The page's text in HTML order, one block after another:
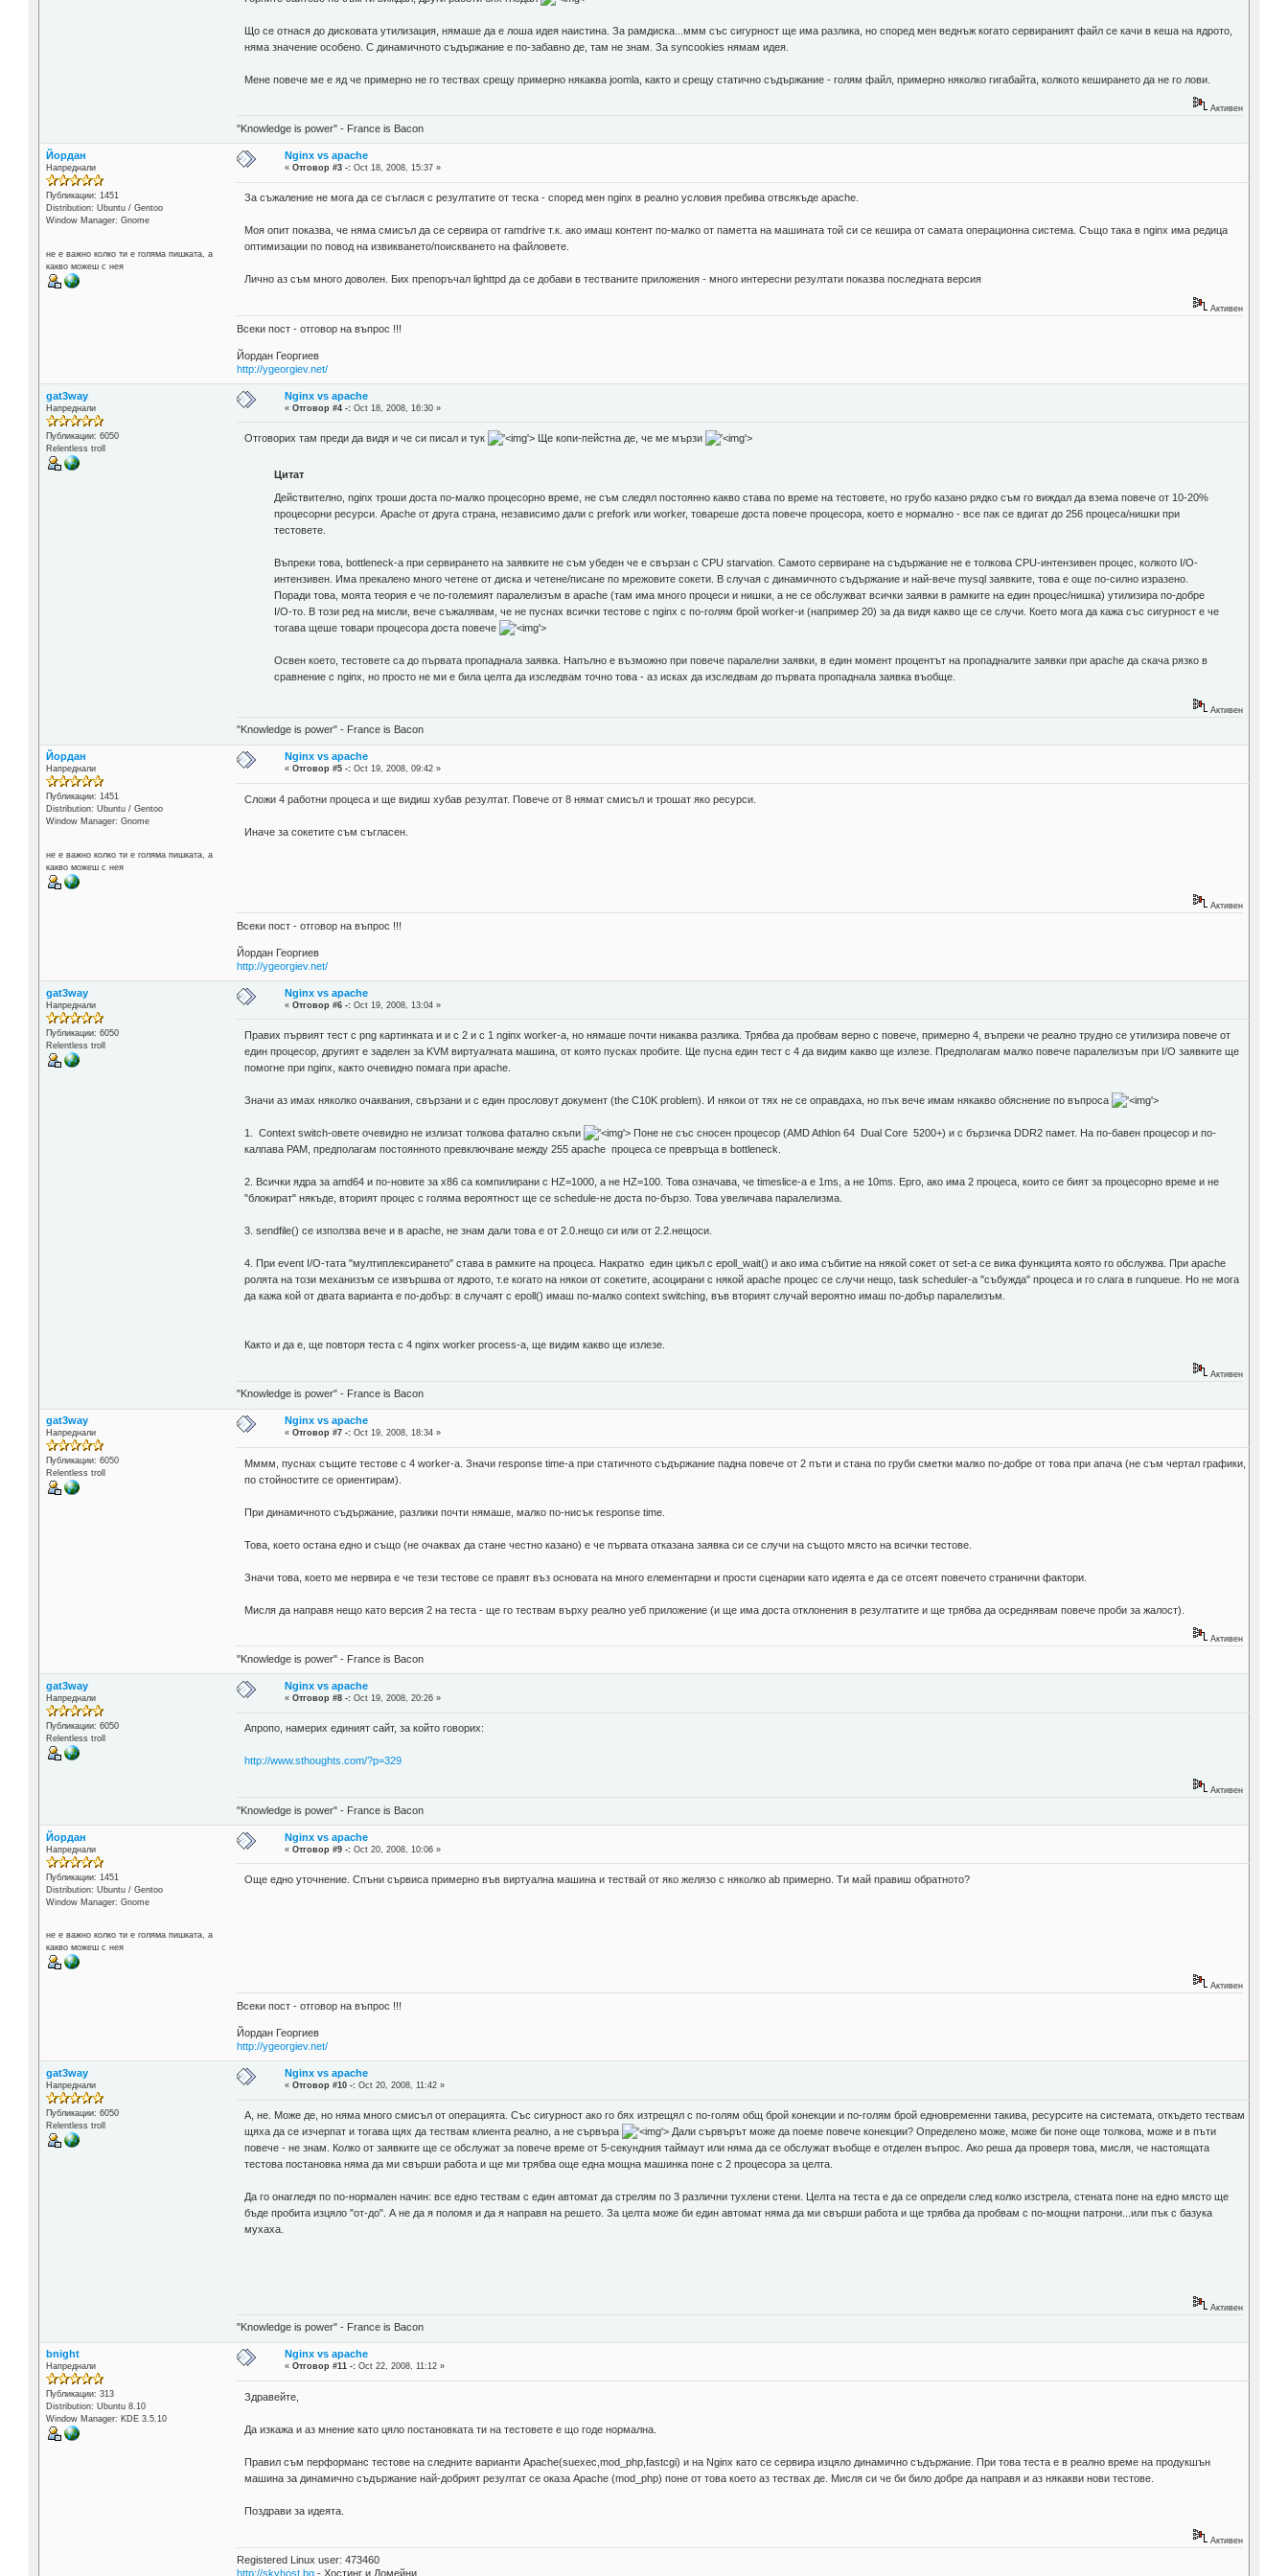
Що се отнася до дисковата утилизация, нямаше да е лоша идея наистина. За рамдиска...ммм със сигурност ще има разлика, но според мен веднъж когато сервираният файл се качи в кеша на ядрото,
няма значение особено. С динамичното съдържание е по-забавно де, там не знам. За syncookies нямам идея.
Мене повече ме е яд че примерно не го тествах срещу примерно някаква joomla, както и срещу статично съдържание - голям файл, примерно няколко гигабайта, колкото кеширането да не го лови.
Активен
"Knowledge is power" - France is Bacon
Йордан
Напреднали
Публикации: 1451
Distribution: Ubuntu / Gentoo
Window Manager: Gnome
не е важно колко ти е голяма пишката, а
какво можеш с нея
Nginx vs apache
«Отговор #3 -: Oct 18, 2008, 15:37 »
За съжаление не мога да се съглася с резултатите от теска - според мен nginx в реално условия пребива отвсякъде apache.
Моя опит показва, че няма смисъл да се сервира от ramdrive т.к. ако имаш контент по-малко от паметта на машината той си се кешира от самата операционна система. Също така в nginx има редица
оптимизации по повод на извикването/поискването на файловете.
Лично аз съм много доволен. Бих препоръчал lighttpd да се добави в тестваните приложения - много интересни резултати показва последната версия
Активен
Всеки пост - отговор на въпрос !!!
Йордан Георгиев
http://ygeorgiev.net/
gat3way
Напреднали
Публикации: 6050
Relentless troll
Nginx vs apache
«Отговор #4 -: Oct 18, 2008, 16:30 »
Отговорих там преди да видя и че си писал и тук '> Ще копи-пейстна де, че ме мързи '>
Цитат
Действително, nginx троши доста по-малко процесорно време, не съм следял постоянно какво става по време на тестовете, но грубо казано рядко съм го виждал да взема повече от 10-20%
процесорни ресурси. Apache от друга страна, независимо дали с prefork или worker, товареше доста повече процесора, което е нормално - все пак се вдигат до 256 процеса/нишки при
тестовете.
Въпреки това, bottleneck-а при сервирането на заявките не съм убеден че е свързан с CPU starvation. Самото сервиране на съдържание не е толкова CPU-интензивен процес, колкото I/O-
интензивен. Има прекалено много четене от диска и четене/писане по мрежовите сокети. В случая с динамичното съдържание и най-вече mysql заявките, това е още по-силно изразено.
Поради това, моята теория е че по-големият паралелизъм в apache (там има много процеси и нишки, а не се обслужват всички заявки в рамките на един процес/нишка) утилизира по-добре
I/O-то. В този ред на мисли, вече съжалявам, че не пуснах всички тестове с nginx с по-голям брой worker-и (например 20) за да видя какво ще се случи. Което мога да кажа със сигурност е че
тогава щеше товари процесора доста повече
'>
Освен което, тестовете са до първата пропаднала заявка. Напълно е възможно при повече паралелни заявки, в един момент процентът на пропадналите заявки при apache да скача рязко в
сравнение с nginx, но просто не ми е била целта да изследвам точно това - аз исках да изследвам до първата пропаднала заявка въобще.
Активен
"Knowledge is power" - France is Bacon
Йордан
Напреднали
Публикации: 1451
Distribution: Ubuntu / Gentoo
Window Manager: Gnome
не е важно колко ти е голяма пишката, а
какво можеш с нея
Nginx vs apache
«Отговор #5 -: Oct 19, 2008, 09:42 »
Сложи 4 работни процеса и ще видиш хубав резултат. Повече от 8 нямат смисъл и трошат яко ресурси.
Иначе за сокетите съм съгласен.
Активен
Всеки пост - отговор на въпрос !!!
Йордан Георгиев
http://ygeorgiev.net/
gat3way
Напреднали
Публикации: 6050
Relentless troll
Nginx vs apache
«Отговор #6 -: Oct 19, 2008, 13:04 »
Правих първият тест с png картинката и и с 2 и с 1 nginx worker-a, но нямаше почти никаква разлика. Трябва да пробвам верно с повече, примерно 4, въпреки че реално трудно се утилизира повече от
един процесор, другият е заделен за KVM виртуалната машина, от която пусках пробите. Ще пусна един тест с 4 да видим какво ще излезе. Предполагам малко повече паралелизъм при I/O заявките ще
помогне при nginx, както очевидно помага при apache.
Значи аз имах няколко очаквания, свързани и с един прословут документ (the C10K problem). И някои от тях не се оправдаха, но пък вече имам някакво обяснение по въпроса '>
1. Context switch-овете очевидно не излизат толкова фатално скъпи '> Поне не със сносен процесор (AMD Athlon 64 Dual Core 5200+) и с бързичка DDR2 памет. На по-бавен процесор и по-
калпава РАМ, предполагам постоянното превключване между 255 apache процеса се превръща в bottleneck.
2. Всички ядра за amd64 и по-новите за x86 са компилирани с HZ=1000, а не HZ=100. Това означава, че timeslice-a e 1ms, а не 10ms. Ерго, ако има 2 процеса, които се бият за процесорно време и не
"блокират" някъде, вторият процес с голяма вероятност ще се schedule-не доста по-бързо. Това увеличава паралелизма.
3. sendfile() се използва вече и в apache, не знам дали това е от 2.0.нещо си или от 2.2.нещоси.
4. При event I/O-тата "мултиплексирането" става в рамките на процеса. Накратко един цикъл с epoll_wait() и ако има събитие на някой сокет от set-a се вика функцията която го обслужва. При apache
ролята на този механизъм се извършва от ядрото, т.е когато на някои от сокетите, асоцирани с някой apache процес се случи нещо, task scheduler-a "събужда" процеса и го слага в runqueue. Но не мога
да кажа кой от двата варианта е по-добър: в случаят с epoll() имаш по-малко context switching, във вторият случай вероятно имаш по-добър паралелизъм.
Както и да е, ще повторя теста с 4 nginx worker process-a, ще видим какво ще излезе.
Активен
"Knowledge is power" - France is Bacon
gat3way
Напреднали
Публикации: 6050
Relentless troll
Nginx vs apache
«Отговор #7 -: Oct 19, 2008, 18:34 »
Мммм, пуснах същите тестове с 4 worker-a. Значи response time-a при статичното съдържание падна повече от 2 пъти и стана по груби сметки малко по-добре от това при апача (не съм чертал графики,
по стойностите се ориентирам).
При динамичното съдържание, разлики почти нямаше, малко по-нисък response time.
Това, което остана едно и също (не очаквах да стане честно казано) е че първата отказана заявка си се случи на същото място на всички тестове.
Значи това, което ме нервира е че тези тестове се правят въз основата на много елементарни и прости сценарии като идеята е да се отсеят повечето странични фактори.
Мисля да направя нещо като версия 2 на теста - ще го тествам върху реално уеб приложение (и ще има доста отклонения в резултатите и ще трябва да осреднявам повече проби за жалост).
Активен
"Knowledge is power" - France is Bacon
gat3way
Напреднали
Публикации: 6050
Relentless troll
Nginx vs apache
«Отговор #8 -: Oct 19, 2008, 20:26 »
Апропо, намерих единият сайт, за който говорих:
http://www.sthoughts.com/?p=329
Активен
"Knowledge is power" - France is Bacon
Йордан
Напреднали
Публикации: 1451
Distribution: Ubuntu / Gentoo
Window Manager: Gnome
не е важно колко ти е голяма пишката, а
какво можеш с нея
Nginx vs apache
«Отговор #9 -: Oct 20, 2008, 10:06 »
Още едно уточнение. Спъни сървиса примерно във виртуална машина и тествай от яко желязо с няколко ab примерно. Ти май правиш обратното?
Активен
Всеки пост - отговор на въпрос !!!
Йордан Георгиев
http://ygeorgiev.net/
gat3way
Напреднали
Публикации: 6050
Relentless troll
Nginx vs apache
«Отговор #10 -: Oct 20, 2008, 11:42 »
А, не. Може де, но няма много смисъл от операцията. Със сигурност ако го бях изтрещял с по-голям общ брой конекции и по-голям брой едновременни такива, ресурсите на системата, откъдето тествам
щяха да се изчерпат и тогава щях да тествам клиента реално, а не сървъра
'> Дали сървърът може да поеме повече конекции? Определено може, може би поне още толкова, може и в пъти
повече - не знам. Колко от заявките ще се обслужат за повече време от 5-секундния таймаут или няма да се обслужат въобще е отделен въпрос. Ако реша да проверя това, мисля, че настоящата
тестова постановка няма да ми свърши работа и ще ми трябва още една мощна машинка поне с 2 процесора за целта.
Да го онагледя по по-нормален начин: все едно тествам с един автомат да стрелям по 3 различни тухлени стени. Целта на теста е да се определи след колко изстрела, стената поне на едно място ще
бъде пробита изцяло "от-до". А не да я поломя и да я направя на решето. За целта може би един автомат няма да ми свърши работа и ще трябва да пробвам с по-мощни патрони...или пък с базука
мухаха.
Активен
"Knowledge is power" - France is Bacon
bnight
Напреднали
Публикации: 313
Distribution: Ubuntu 8.10
Window Manager: KDE 3.5.10
Nginx vs apache
«Отговор #11 -: Oct 22, 2008, 11:12 »
Здравейте,
Да изкажа и аз мнение като цяло постановката ти на тестовете е що годе нормална.
Правил съм перформанс тестове на следните варианти Apache(suexec,mod_php,fastcgi) и на Nginx като се сервира изцяло динамично съдържание. При това теста е в реално време на продукшън
машина за динамично съдържание най-добрият резултат се оказа Apache (mod_php) поне от това което аз тествах де. Мисля си че би било добре да направя и аз някакви нови тестове.
Поздрави за идеята.
Активен
Registered Linux user: 473460
http://skyhost.bg - Хостинг и Домейни